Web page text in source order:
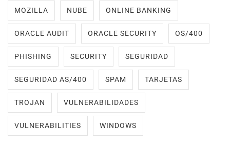
MOZILLA NUBE ONLINE BANKING
ORACLE AUDIT ORACLE SECURITY OS/400
PHISHING SECURITY SEGURIDAD
SEGURIDAD AS/400 SPAM TARJETAS
TROJAN VULNERABILIDADES
VULNERABILITIES WINDOWS